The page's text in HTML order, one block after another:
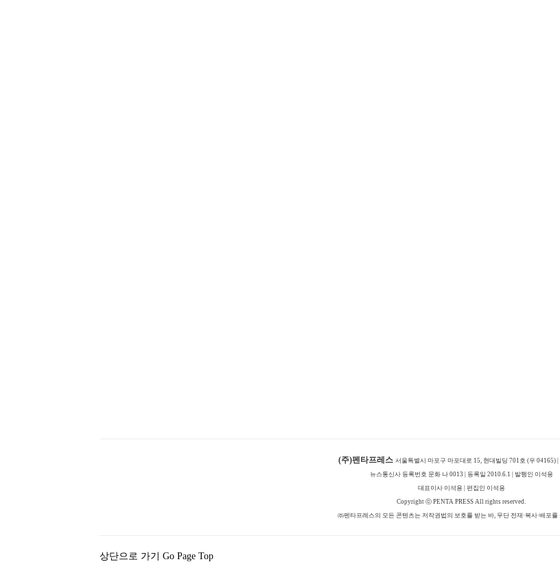
(주)펜타프레스 서울특별시 마포구 마포대로 15, 현대빌딩 701호 (우 04165) |
뉴스통신사 등록번호 문화 나 0013 | 등록일 2010.6.1 | 발행인 이석용
대표이사 이석용 | 편집인 이석용
Copyright ⓒ PENTA PRESS All rights reserved.
㈜펜타프레스의 모든 콘텐츠는 저작권법의 보호를 받는 바, 무단 전재·복사·배포를
상단으로 가기 Go Page Top